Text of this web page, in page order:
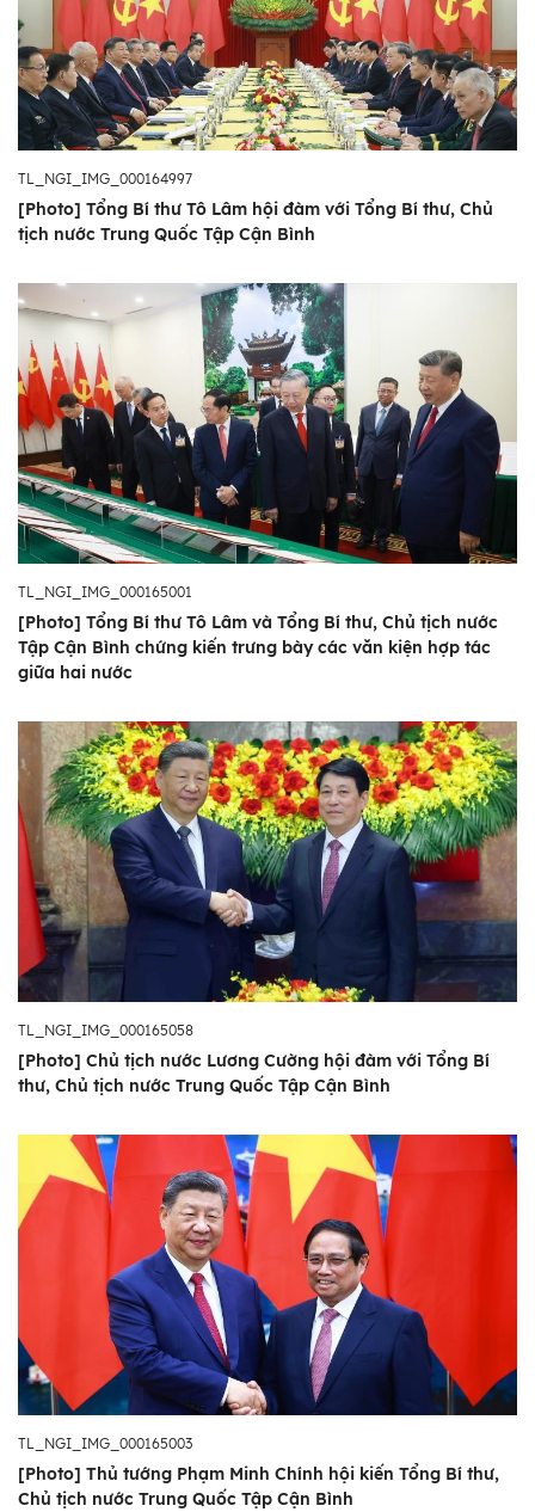
TL_NGI_IMG_000164997
[Photo] Tổng Bí thư Tô Lâm hội đàm với Tổng Bí thư, Chủ
tịch nước Trung Quốc Tập Cận Bình
TL_NGI_IMG_000165001
[Photo] Tổng Bí thư Tô Lâm và Tổng Bí thư, Chủ tịch nước
Tập Cận Bình chứng kiến trưng bày các văn kiện hợp tác
giữa hai nước
TL_NGI_IMG_000165058
[Photo] Chủ tịch nước Lương Cường hội đàm với Tổng Bí
thư, Chủ tịch nước Trung Quốc Tập Cận Bình
TL_NGI_IMG_000165003
[Photo] Thủ tướng Phạm Minh Chính hội kiến Tổng Bí thư,
Chủ tịch nước Trung Quốc Tập Cận Bình